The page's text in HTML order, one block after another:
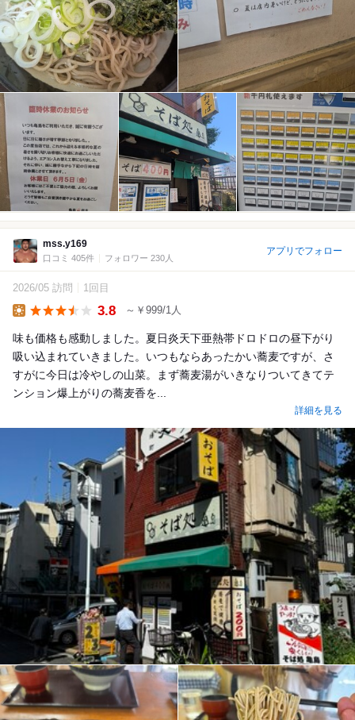
mss.y169
口コミ 405件 フォロワー 230人
アプリでフォロー
2026/05 訪問 1回目
3.8 ～￥999/1人
味も価格も感動しました。夏日炎天下亜熱帯ドロドロの昼下がり
吸い込まれていきました。いつもならあったかい蕎麦ですが、さ
すがに今日は冷やしの山菜。まず蕎麦湯がいきなりついてきてテ
ンション爆上がりの蕎麦香を...
詳細を見る